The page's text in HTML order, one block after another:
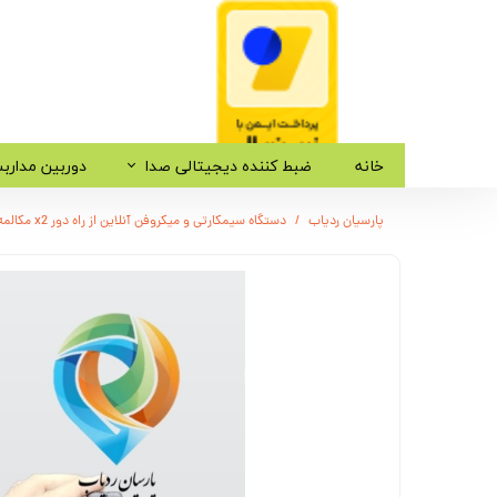
خانه ضبط کننده دیجیتالی صدا دوربین
پارسیان ردیاب دستگاه سیمکارتی و میکروفن آنلاین از راه دور x2 مکالمه ضبط صدا ردیاب مدل G54YT